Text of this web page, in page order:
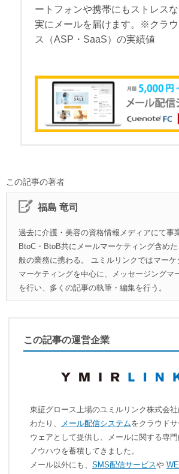
ートフォンや携帯にもストレス
実にメールを届けます。※クラ
ス（ASP・SaaS）の実績値
この記事の著者
福島 竜司
過去に介護・美容の資格情報メディアにて事
BtoC・BtoB共にメールマーケティング含め
般の業務に携わる。 ユミルリンクではマー
マーケティングを中心に、メッセージングマ
を行い、多くの記事の執筆・編集を行う。
この記事の運営企業
東証グロース上場のユミルリンク株式会
わたり、
メール配信システムをクラウド
ウェアとして提供し、メールに関する専
ノウハウを蓄積してきました。
メール以外にも、 SMS配信サービスや